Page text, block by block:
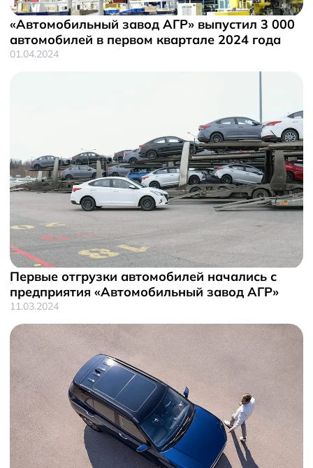
«Автомобильный завод АГР» выпустил 3 000
автомобилей в первом квартале 2024 года
01.04.2024
Первые отгрузки автомобилей начались с
предприятия «Автомобильный завод АГР»
11.03.2024